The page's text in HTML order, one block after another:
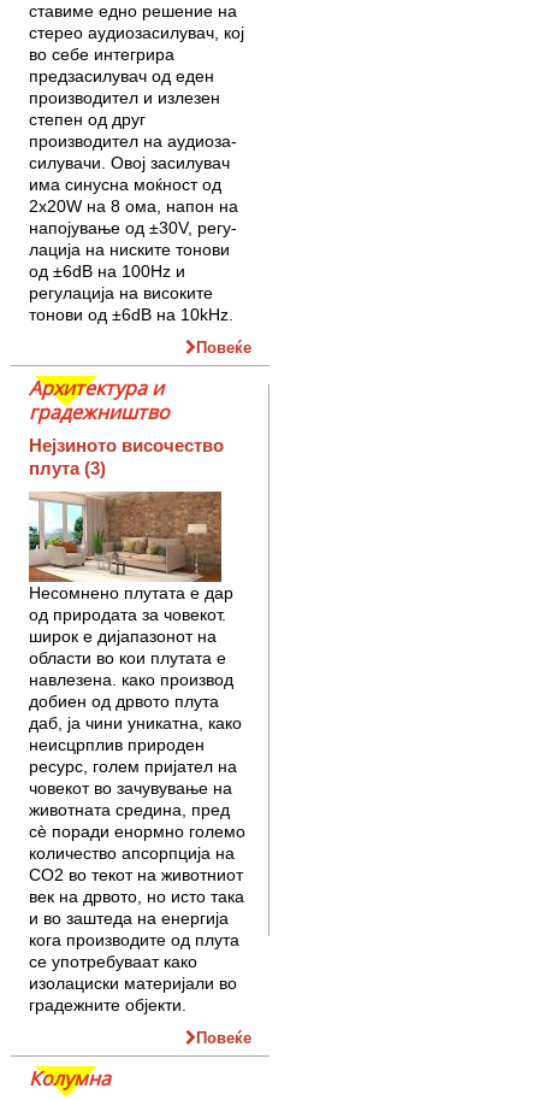
ставиме едно решение на
стерео аудиозасилувач, кој
во себе ин­те­грира
предзасилувач од еден
производител и излезен
степен од друг
производител на аудио­за­
силу­вачи. Овој засилувач
има синусна моќност од
2x20W на 8 ома, напон на
напојување од ±30V, ре­гу­
лација на ниските тонови
од ±6dB на 100Hz и
регулација на високите
тонови од ±6dB на 10kHz.
Повеќе
Архитектура и
градежништво
Нејзиното височество
плута (3)
Несомнено плутата е дар
од приро­дата за човекот.
широк е дијапазонот на
области во кои плутата е
навлезена. како производ
добиен од дрвото плута
даб, ја чини уникатна, како
неисцрплив при­роден
ресурс, голем пријател на
чо­век­от во зачувување на
животната сре­ди­на, пред
сѐ поради енормно големо
коли­чество апсорпција на
CO2 во текот на животниот
век на дрвото, но исто така
и во заштеда на енергија
кога про­из­водите од плута
се употребуваат како
изолациски материјали во
градеж­ните објекти.
Повеќе
Колумна